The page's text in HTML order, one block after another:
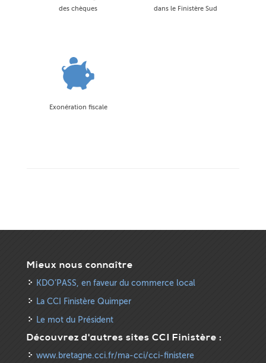
des chèques
dans le Finistère Sud
Exonération fiscale
Mieux nous connaître
KDO’PASS, en faveur du commerce local
La CCI Finistère Quimper
Le mot du Président
Découvrez d'autres sites CCI Finistère :
www.bretagne.cci.fr/ma-cci/cci-finistere